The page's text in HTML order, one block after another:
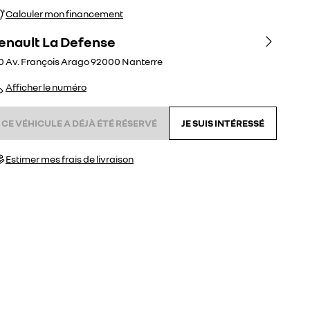
Calculer mon financement
La Defense
Av. François Arago92000 Nanterre
Afficher le numéro
CE VÉHICULE A DÉJÀ ÉTÉ RÉSERVÉ JE SUIS INTÉRESSÉ
Estimer mes frais de livraison